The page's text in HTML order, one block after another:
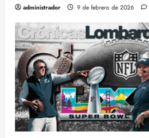
administrador 9 de febrero de 2026